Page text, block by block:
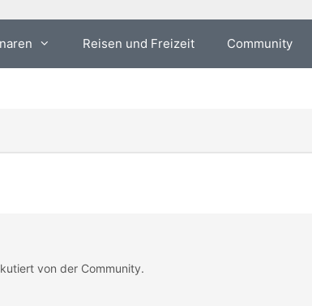
Reisen und Freizeit Community
von der Community.